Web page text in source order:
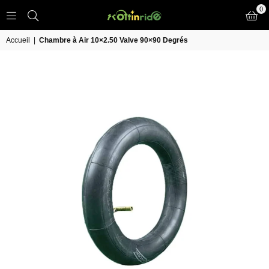
IN
0
Accueil Chambre à Air 10×2.50 Valve 90×90 Degrés